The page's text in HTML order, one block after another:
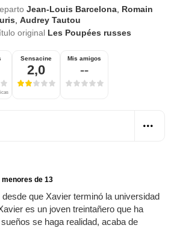
Jean-Louis Barcelona Romain
,Audrey Tautou
original Les Poupées russes
Sensacine
2,0
Mis amigos
--
de 13
que Xavier terminó la universidad
es un joven treintañero que ha
se haga realidad, acaba de